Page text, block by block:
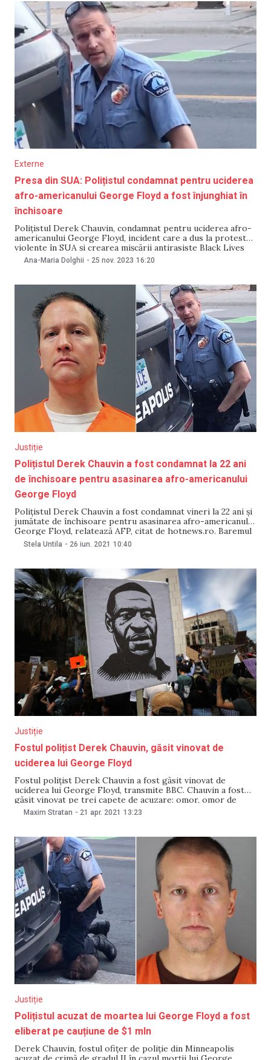
Externe
Presa din SUA: Polițistul condamnat pentru uciderea
afro-americanului George Floyd a fost înjunghiat în
închisoare
Poliţistul Derek Chauvin, condamnat pentru uciderea afro-
americanului George Floyd, incident care a dus la proteste
violente în SUA și crearea mișcării antirasiste Black Lives
Matter, a fost înjunghiat de un alt deţinut în închisoare.
Informația a fost raportată pe 25 noiembrie de cotidianul
Ana-Maria Dolghii - 25 nov. 2023 16:20
Justiție
Polițistul Derek Chauvin a fost condamnat la 22 ani
de închisoare pentru asasinarea afro-americanului
George Floyd
Polițistul Derek Chauvin a fost condamnat vineri la 22 ani și
jumătate de închisoare pentru asasinarea afro-americanului
George Floyd, relatează AFP, citat de hotnews.ro. Baremul
de condamnare din Minnesota recomandă 12 ani și jumătate
Stela Untila - 26 iun. 2021 10:40
Justiție
Fostul polițist Derek Chauvin, găsit vinovat de
uciderea lui George Floyd
Fostul polițist Derek Chauvin a fost găsit vinovat de
uciderea lui George Floyd, transmite BBC. Chauvin a fost
găsit vinovat pe trei capete de acuzare: omor, omor de
gradul II și omor de gradul III. Acesta a fost încătușat chiar
în sala de judecată. Sursa citată notează că sentința urmează
Maxim Stratan - 21 apr. 2021 13:23
Justiție
Polițistul acuzat de moartea lui George Floyd a fost
eliberat pe cauțiune de $1 mln
Derek Chauvin, fostul ofiţer de poliţie din Minneapolis